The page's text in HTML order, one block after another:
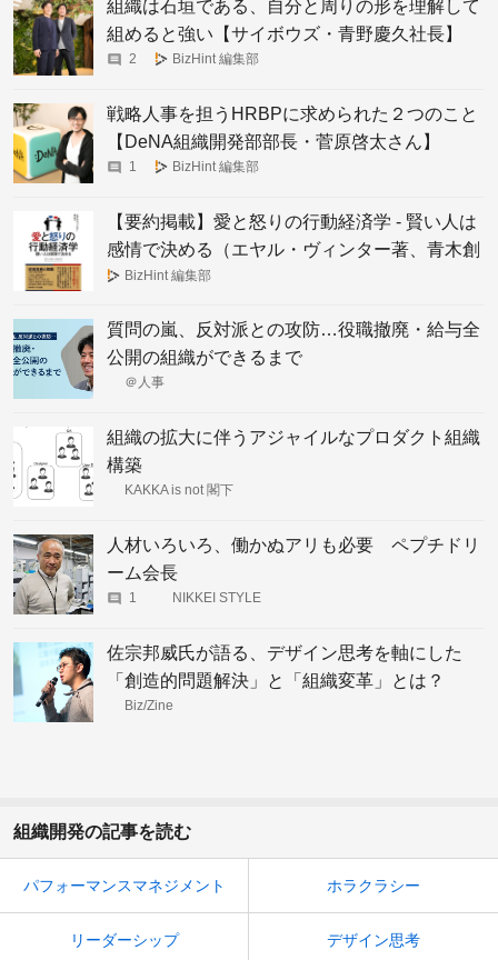
組織は石垣である、自分と周りの形を理解して
組めると強い【サイボウズ・青野慶久社長】
2 BizHint 編集部
戦略人事を担うHRBPに求められた２つのこと
【DeNA組織開発部部長・菅原啓太さん】
1 BizHint 編集部
【要約掲載】愛と怒りの行動経済学 - 賢い人は
感情で決める（エヤル・ヴィンター著、青木創
訳）BizHint 編集部
質問の嵐、反対派との攻防…役職撤廃・給与全
公開の組織ができるまで
＠人事
組織の拡大に伴うアジャイルなプロダクト組織
構築
KAKKA is not 閣下
人材いろいろ、働かぬアリも必要 ペプチドリ
ーム会長
1 NIKKEI STYLE
佐宗邦威氏が語る、デザイン思考を軸にした
「創造的問題解決」と「組織変革」とは？
Biz/Zine
組織開発の記事を読む
パフォーマンスマネジメント ホラクラシー
リーダーシップ デザイン思考